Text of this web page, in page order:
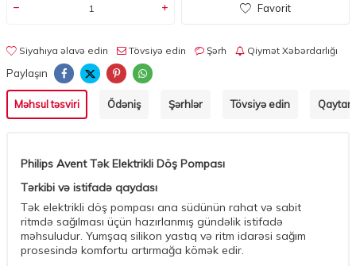
Favorit
Siyahıya əlavə edin Tövsiyə edin Şərh Qiymət Xəbərdarlığı
Paylaşın
Məhsul təsviri Ödəniş Şərhlər Tövsiyə edin
Philips Avent Tək Elektrikli Döş Pompası
Tərkibi və istifadə qaydası
Tək elektrikli döş pompası ana südünün rahat və sabit
ritmdə sağılması üçün hazırlanmış gündəlik istifadə
məhsuludur. Yumşaq silikon yastıq və ritm idarəsi sağım
prosesində komfortu artırmağa kömək edir.